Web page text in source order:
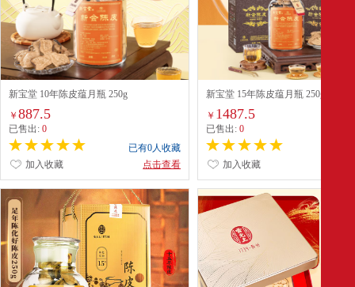
新宝堂 10年陈皮蕴月瓶 250g
￥ 887.5
已售出: 0
已有0人收藏
点击查看
加入收藏
新宝堂 15年陈皮蕴月瓶 250g
￥ 1487.5
已售出:0
加入收藏